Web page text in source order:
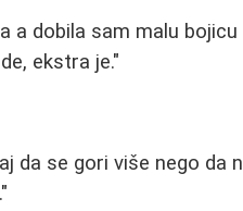
dobila sam malu bojicu
ekstra je."
da se gori više nego da